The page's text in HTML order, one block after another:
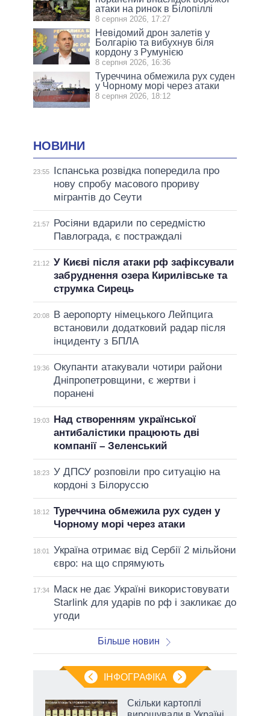
атаки на ринок в Білопіллі
8 серпня 2026, 17:27
Невідомий дрон залетів у
Болгарію та вибухнув біля
кордону з Румунією
8 серпня 2026, 16:36
Туреччина обмежила рух суден
у Чорному морі через атаки
8 серпня 2026, 18:12
НОВИНИ
23:55
Іспанська розвідка попередила про
нову спробу масового прориву
мігрантів до Сеути
21:57
Росіяни вдарили по середмістю
Павлограда, є постраждалі
21:12 У Києві після атаки рф зафіксували
забруднення озера Кирилівське та
струмка Сирець
20:08
В аеропорту німецького Лейпцига
встановили додатковий радар після
інциденту з БПЛА
19:36 Окупанти атакували чотири райони
Дніпропетровщини, є жертви і
поранені
19:03
Над створенням української
антибалістики працюють дві
компанії – Зеленський
18:23 У ДПСУ розповіли про ситуацію на
кордоні з Білоруссю
18:12 Туреччина обмежила рух суден у
Чорному морі через атаки
18:01
Україна отримає від Сербії 2 мільйони
євро: на що спрямують
17:34
Маск не дає Україні використовувати
Starlink для ударів по рф і закликає до
угоди
Більше новин
ІНФОГРАФІКА
Скільки картоплі